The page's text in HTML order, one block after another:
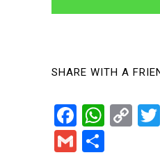
SHARE WITH A
Gmail